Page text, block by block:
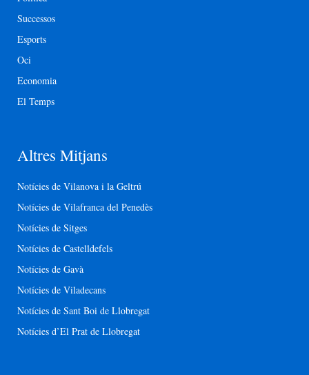
Successos
Esports
Oci
Economia
El Temps
Altres Mitjans
Notícies de Vilanova i la Geltrú
Notícies de Vilafranca del Penedès
Notícies de Sitges
Notícies de Castelldefels
Notícies de Gavà
Notícies de Viladecans
Notícies de Sant Boi de Llobregat
Notícies d’El Prat de Llobregat